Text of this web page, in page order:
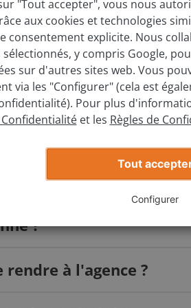
est le modèle ?
est l'année de mise en
Évaluez
?
à l'agence ?
"Tout accepter", vous nous
aux cookies et technologies
consentement explicite. Nous
y compris Google,
sur d'autres sites web. Vous
via les "Configurer" (cela est
Pour plus
et les Règles de
Tout
Configurer